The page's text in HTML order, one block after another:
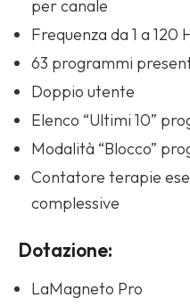
per canale
Frequenza da 1 a 120
63 programmi
Doppio utente
Elenco “Ultimi 10”
Modalità “Blocco”
Contatore terapie
complessive
Dotazione:
LaMagneto Pro